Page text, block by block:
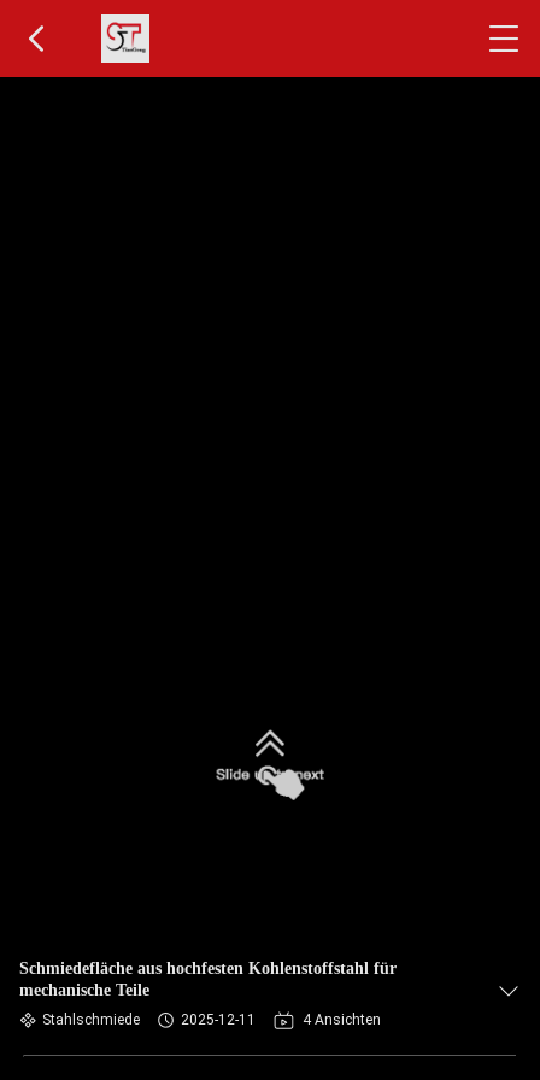
Schmiedefläche aus hochfesten Kohlenstoffstahl für
mechanische Teile
Stahlschmiede 2025-12-11 4 Ansichten